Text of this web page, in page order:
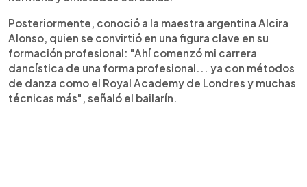
Posteriormente, conoció a la maestra argentina Alcira
Alonso, quien se convirtió en una figura clave en su
formación profesional: "Ahí comenzó mi carrera
dancística de una forma profesional... ya con métodos
de danza como el Royal Academy de Londres y muchas
técnicas más", señaló el bailarín.